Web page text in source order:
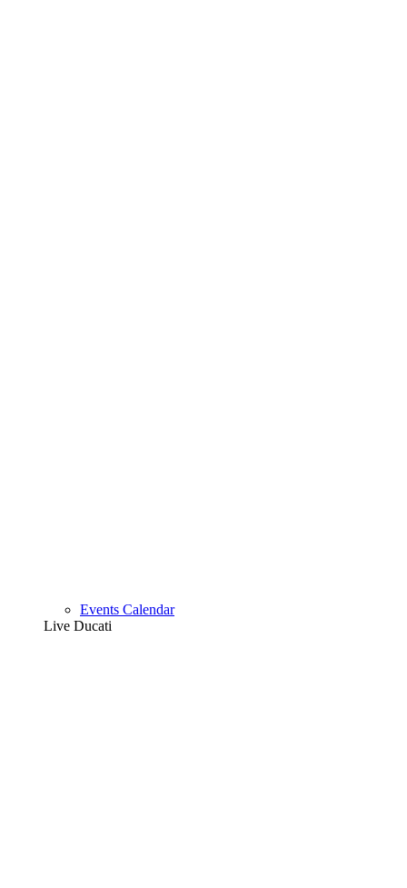
Events Calendar
Live Ducati